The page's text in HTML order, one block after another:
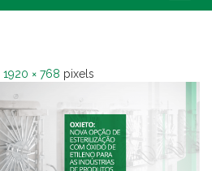
1920 × 768 pixels